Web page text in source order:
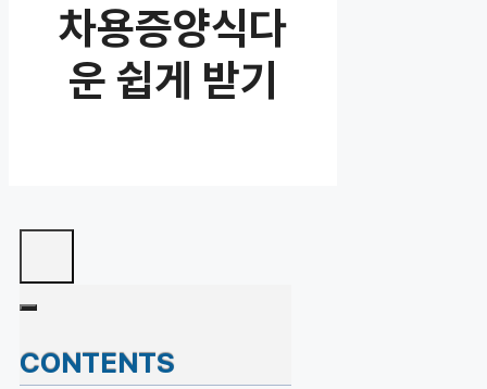
차용증양식다
운 쉽게 받기
CONTENTS